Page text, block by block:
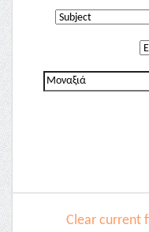
Clear current